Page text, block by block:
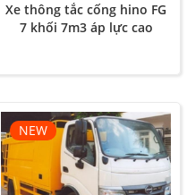
Xe thông tắc cống hino FG
7 khối 7m3 áp lực cao
NEW